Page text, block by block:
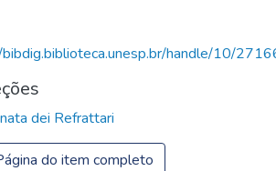
handle/10/
dei Refrattari
do item completo